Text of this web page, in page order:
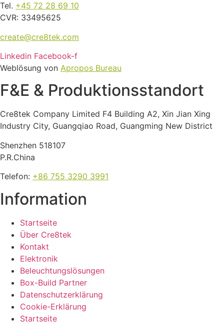
Tel. +45 72 28 69 10
CVR: 33495625
create@cre8tek.com
Linkedin Facebook-f
Weblösung von Apropos Bureau
F&E & Produktions­standort
Cre8tek Company Limited F4 Building A2, Xin Jian Xing
Industry City, Guangqiao Road, Guangming New District
Shenzhen 518107
P.R.China
Telefon: +86 755 3290 3991
Information
Startseite
Über Cre8tek
Kontakt
Elektronik
Beleuchtungslösungen
Box-Build Partner
Datenschutzerklärung
Cookie-Erklärung
Startseite